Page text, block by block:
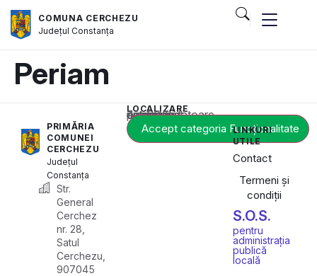
COMUNA CERCHEZU
JudețulConstanța
Periam
PRIMĂRIA
COMUNEI
CERCHEZU
Județul
Constanța
Str.
General
Cerchez
nr. 28,
Satul
Cerchezu,
907045
LOCALIZARE
Acest conținut este blocat până când acceptați categoria corespunzătoare de cookie-uri.
Accept categoria Funcționalitate
LINKURI
UTILE
Contact
Termeni și
condiții
S.O.S.
pentru
administrația
publică
locală